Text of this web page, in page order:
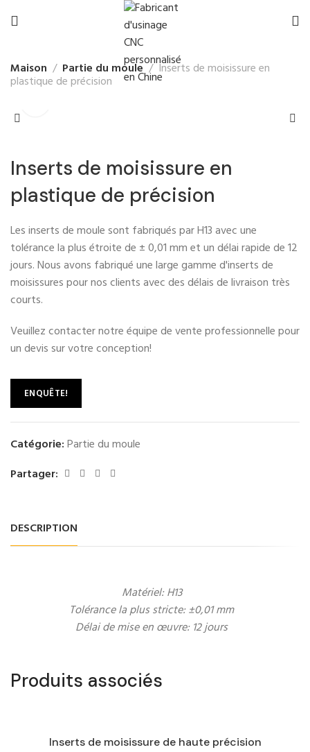
Maison Partie du moule Inserts de moisissure en
plastique de précision
Inserts de moisissure en
plastique de précision
Les inserts de moule sont fabriqués par H13 avec une
tolérance la plus étroite de ± 0,01 mm et un délai rapide de 12
jours. Nous avons fabriqué une large gamme d'inserts de
moisissures pour nos clients avec des délais de livraison très
courts.
Veuillez contacter notre équipe de vente professionnelle pour
un devis sur votre conception!
ENQUÊTE!
Catégorie:Partie du moule
Partager:
DESCRIPTION
Matériel: H13
Tolérance la plus stricte: ±0,01 mm
Délai de mise en œuvre: 12 jours
Produits associés
Inserts de moisissure de haute précision